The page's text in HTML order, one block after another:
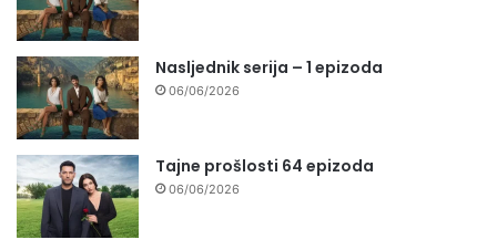
Nasljednik serija – 1 epizoda
06/06/2026
Tajne prošlosti 64 epizoda
06/06/2026